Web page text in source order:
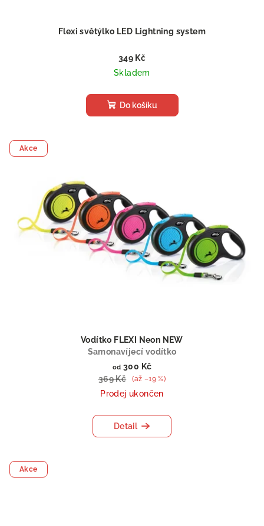
Flexi světýlko LED Lightning system
349 Kč
Skladem
Do košíku
Akce
Vodítko FLEXI Neon NEW
Samonavíjecí vodítko
od 300 Kč
369 Kč
(až –19 %)
Prodej ukončen
Detail
Akce